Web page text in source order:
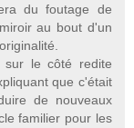
du foutage de
au bout d'un
sur le côté redite
que c'était
de nouveaux
familier pour les